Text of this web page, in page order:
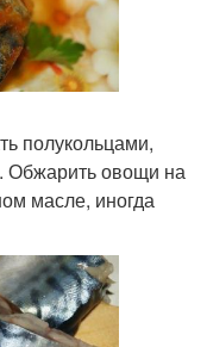
полукольцами,
Обжарить овощи на
масле, иногда